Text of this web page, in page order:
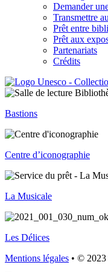
Demander
Transmettre
Prêt entre
Prêt aux
Partenariats
Crédits
Bastions
Centre d’iconographie
La Musicale
Les Délices
Mentions légales • © 2023